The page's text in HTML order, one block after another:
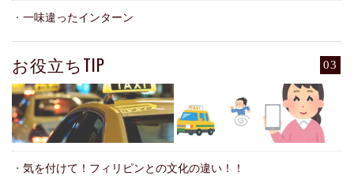
・ 一味違ったインターン
03
お役立ちTIP
・ 気を付けて！フィリピンとの文化の違い！！